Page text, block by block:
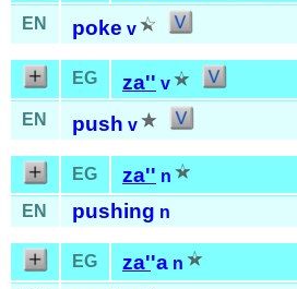
EN poke v
EG za'' v
EN push v
EG za'' n
EN pushing n
EG za''a n